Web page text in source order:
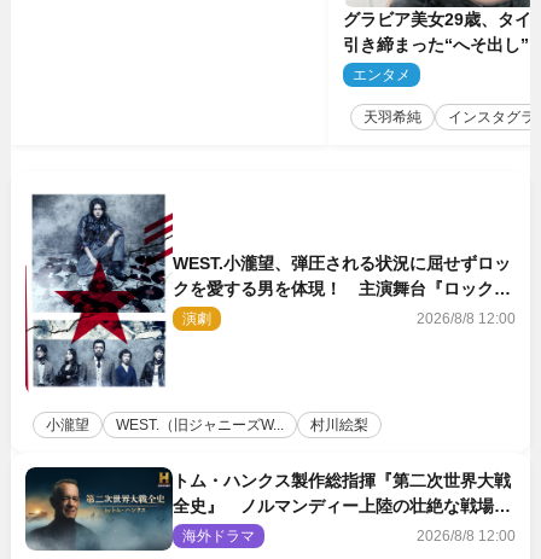
グラビア美女29歳、タイ
引き締まった“へそ出し”
「可愛い過ぎる」
エンタメ
天羽希純 インスタグラ
WEST.小瀧望、弾圧される状況に屈せずロッ
クを愛する男を体現！ 主演舞台『ロックン
ロール』ビジュアル解禁
演劇 2026/8/8 12:00
小瀧望 WEST.（旧ジャニーズW... 村川絵梨
トム・ハンクス製作総指揮『第二次世界大戦
全史』 ノルマンディー上陸の壮絶な戦場を
収めた特別映像解禁
海外ドラマ 2026/8/8 12:00